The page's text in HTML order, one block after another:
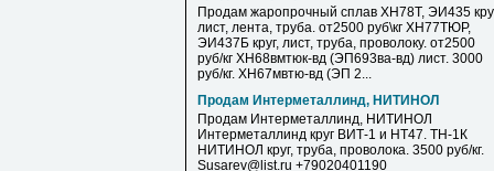
Продам жаропрочный сплав ХН78Т, ЭИ435
лист, лента, труба. от2500 руб\кг ХН77ТЮР,
ЭИ437Б круг, лист, труба, проволоку. от2500
руб/кг ХН68вмтюк-вд (ЭП693ва-вд) лист. 3000
руб/кг. ХН67мвтю-вд (ЭП 2...
Продам Интерметаллинд, НИТИНОЛ
Продам Интерметаллинд, НИТИНОЛ
Интерметаллинд круг ВИТ-1 и НТ47. ТН-1К
НИТИНОЛ круг, труба, проволока. 3500 руб/кг.
Susarev@list.ru +79020401190